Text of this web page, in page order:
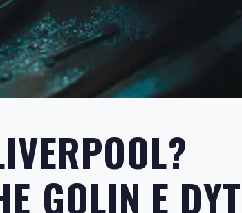
GOLIN E